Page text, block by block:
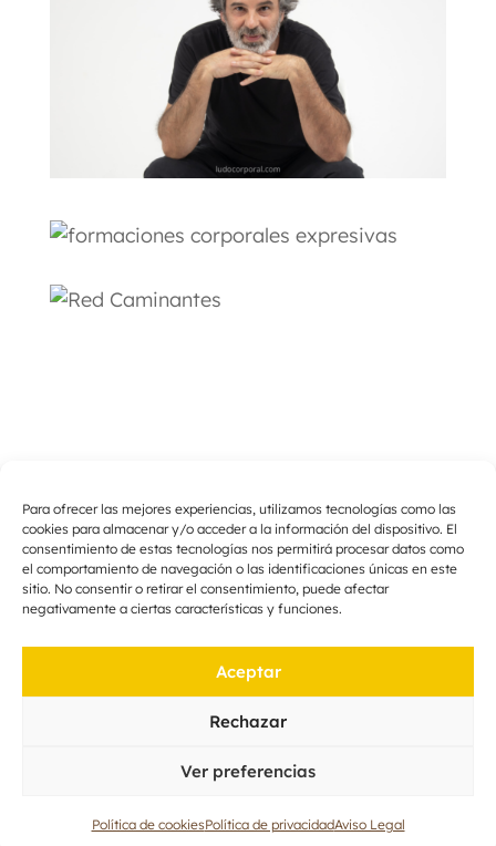
Para ofrecer las mejores experiencias, utilizamos tecnologías como las
cookies para almacenar y/o acceder a la información del dispositivo. El
consentimiento de estas tecnologías nos permitirá procesar datos como
el comportamiento de navegación o las identificaciones únicas en este
sitio. No consentir o retirar el consentimiento, puede afectar
negativamente a ciertas características y funciones.
Aceptar
Rechazar
Ver preferencias
Política de cookiesPolítica de privacidadAviso Legal